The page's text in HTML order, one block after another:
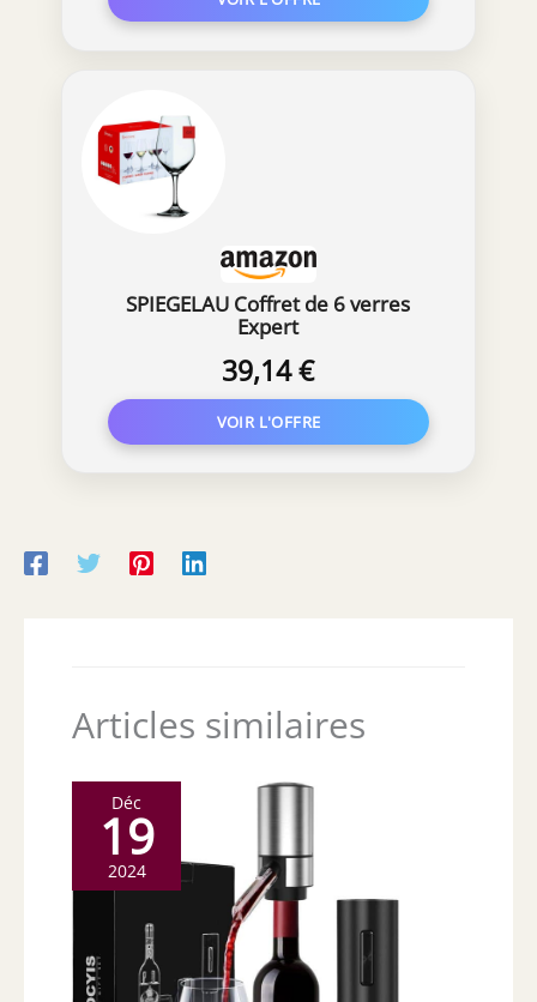
présentés sur cette liste Amazon sont
enregistrés (brevetés) et protégés par
confuse similaire est strictement
interdite et peut faire l'objet de
poursuites judiciaires.
SPIEGELAU Coffret de 6 verres
Expert
39,14 €
Articles similaires
Déc
19
2024